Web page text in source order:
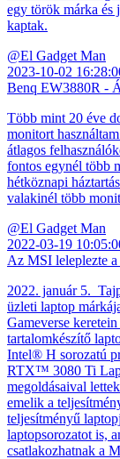
egy török márka és
kaptak.
@El Gadget Man
2023-10-02
Benq EW3880R -
Több mint 20 éve
monitort
átlagos
fontos egynél több
hétköznapi
valakinél több
@El Gadget Man
2022-03-19
Az MSI leleplezte
2022. január 5.
üzleti laptop
Gameverse
tartalomkészítő
Intel® H sorozatú
RTX™ 3080 Ti
megoldásaival
emelik a
teljesítményű
laptopsorozatot is,
csatlakozhatnak a